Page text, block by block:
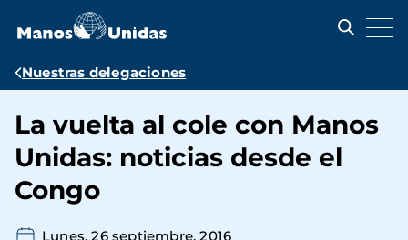
contenido
Ruta
navegación
Nuestras delegaciones
La vuelta al cole con Manos
Unidas: noticias desde el
Congo
Lunes, 26 septiembre, 2016